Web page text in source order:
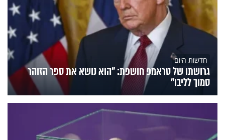
חדשות היום
גרושתו של טראמפ חושפת: "הוא נושא את ספר הזוהר
סמוך לליבו"